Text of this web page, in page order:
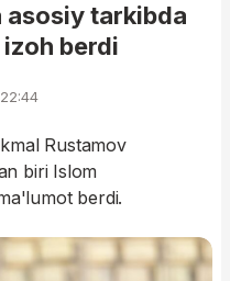
asosiy tarkibda
berdi
Rustamov
biri Islom
berdi.